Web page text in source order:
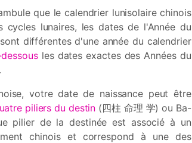
que le calendrier lunisolaire chinois
cycles lunaires, les dates de l'Année du
différentes d'une année du calendrier
les dates exactes des Années du
votre date de naissance peut être
piliers du destin (四柱 命理 学) ou Ba-
pilier de la destinée est associé à un
chinois et correspond à une des